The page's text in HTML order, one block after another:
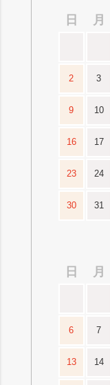
日
月
2 3
9 10
16 17
23 24
30 31
日
月
6 7
13 14